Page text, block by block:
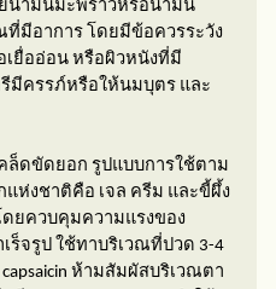
ยน้ำมันมะพร้าวหรือน้ำมัน
ที่มีอาการ โดยมีข้อควรระวัง
เยื่ออ่อน หรือผิวหนังที่มี
มีครรภ์หรือให้นมบุตร และ
ขัดยอก รูปแบบการใช้ตาม
ห่งชาติคือ เจล ครีม และขี้ผึ้ง
ยควบคุมความแรงของ
ร็จรูป ใช้ทาบริเวณที่ปวด 3-4
capsaicin ห้ามสัมผัสบริเวณตา